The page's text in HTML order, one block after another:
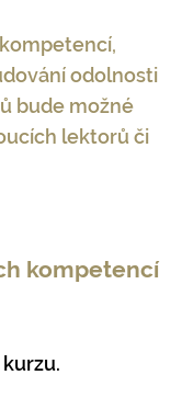
odolnosti
bude možné
lektorů či
kompetencí